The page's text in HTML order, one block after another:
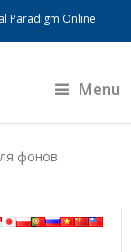
Paradigm Online
Menu
фонов